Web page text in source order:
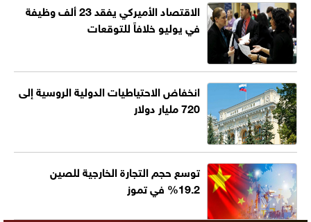
الاقتصاد الأميركي يفقد 23 ألف وظيفة
في يوليو خلافاً للتوقعات
انخفاض الاحتياطيات الدولية الروسية إلى
720 مليار دولار
توسع حجم التجارة الخارجية للصين
19.2% في تموز